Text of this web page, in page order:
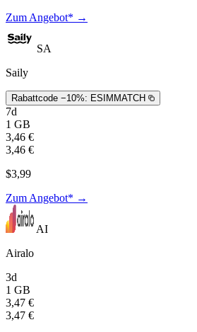
Zum Angebot* →
SA
Saily
Rabattcode −10%: ESIMMATCH
7d
1 GB
3,46 €
3,46 €
$3,99
Zum Angebot* →
AI
Airalo
3d
1 GB
3,47 €
3,47 €